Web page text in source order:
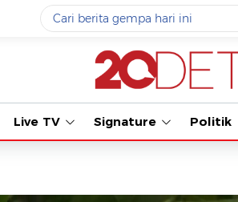
Yang sedang ramai dicari
data live draw sgp
#3prabowo
#5gempa hari ini
Live TV Signature Politik